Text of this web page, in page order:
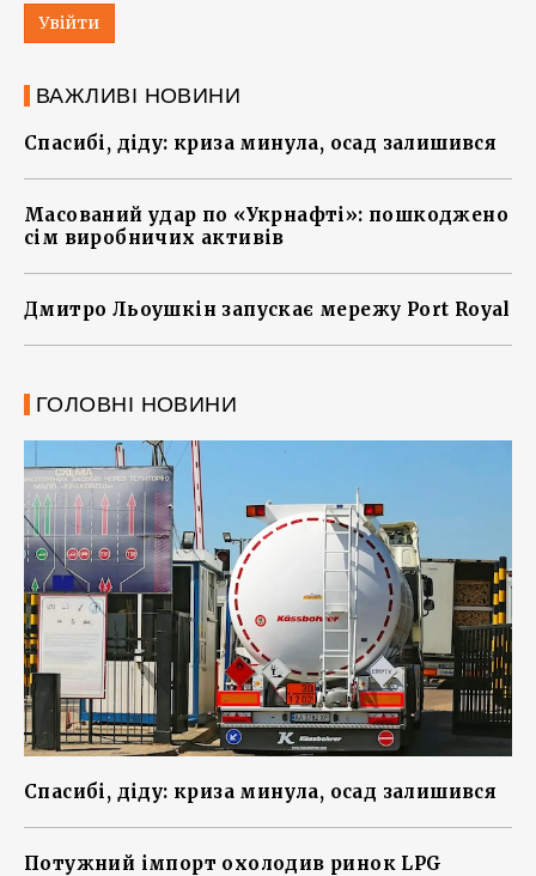
Увійти
ВАЖЛИВІ НОВИНИ
Спасибі, діду: криза минула, осад залишився
Масований удар по «Укрнафті»: пошкоджено
сім виробничих активів
Дмитро Льоушкін запускає мережу Port Royal
ГОЛОВНІ НОВИНИ
Спасибі, діду: криза минула, осад залишився
Потужний імпорт охолодив ринок LPG